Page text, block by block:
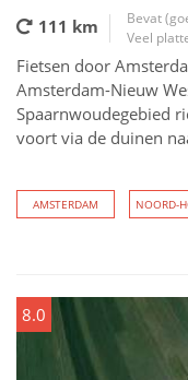
111 km
Bevat
Veel
Fietsen door
Amsterdam-Nieuw
Spaarnwoudegebied
voort via de duinen
AMSTERDAM NOORD-
8.0